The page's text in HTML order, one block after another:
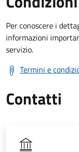
Per conoscere i
informazioni
servizio.
Termini e
Contatti